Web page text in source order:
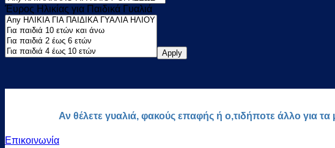
Έυρος Ηλικίας για Παιδικά Γυαλιά
Apply
Αν θέλετε γυαλιά, φακούς επαφής ή ο,τιδήποτε άλλο για
Επικοινωνία